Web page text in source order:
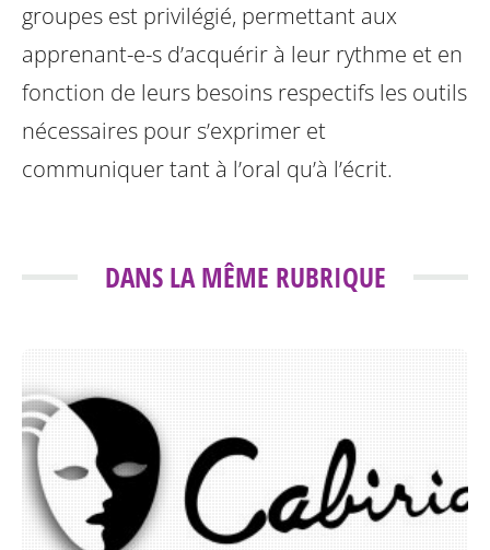
groupes est privilégié, permettant aux
apprenant-e-s d’acquérir à leur rythme et en
fonction de leurs besoins respectifs les outils
nécessaires pour s’exprimer et
communiquer tant à l’oral qu’à l’écrit.
DANS LA MÊME RUBRIQUE